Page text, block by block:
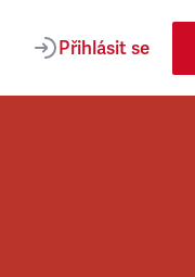
Přihlásit se